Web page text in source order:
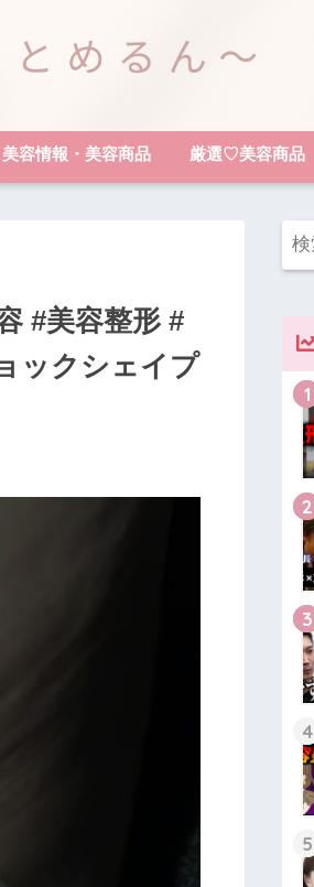
美容情報・美容商品 厳選♡美容商品
#美容整形 #
ックシェイプ
1
2
3
4
5